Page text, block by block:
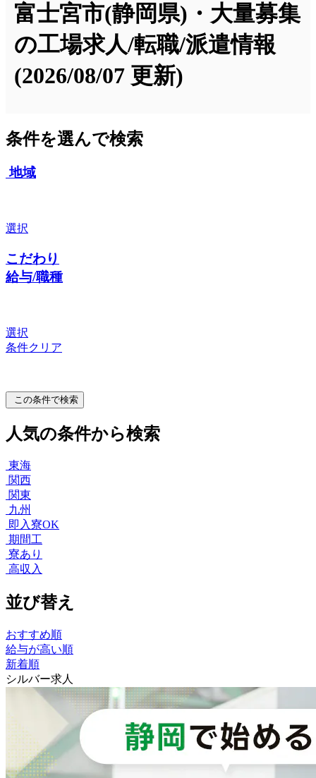
富士宮市(静岡県)・大量募集
の工場求人/転職/派遣情報
(2026/08/07 更新)
条件を選んで検索
地域
選択
こだわり
給与/職種
選択
条件クリア
この条件で検索
人気の条件から検索
東海
関西
関東
九州
即入寮OK
期間工
寮あり
高収入
並び替え
おすすめ順
給与が高い順
新着順
シルバー求人